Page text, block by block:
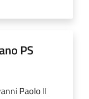
PS
Paolo II